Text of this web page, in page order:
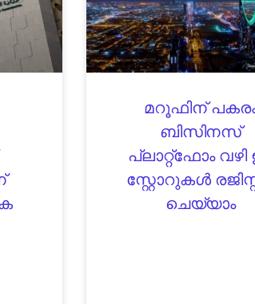
മറൂഫിന്
ബിസിനസ്
പ്ലാറ്റ്‌ഫോം വഴി
സ്റ്റോറുകൾ
ചെയ്യാം